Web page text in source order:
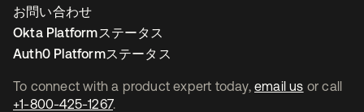
To connect with a product expert today, email us or call
+1-800-425-1267.
お問い合わせ
Okta Platformステータス
Auth0 Platformステータス